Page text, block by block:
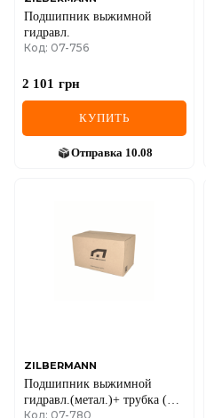
Подшипник выжимной
гидравл.
Код: 07-756
2 101 грн
КУПИТЬ
Отправка 10.08
ZILBERMANN
Подшипник выжимной
гидравл.(метал.)+ трубка (на
Код: 07-780